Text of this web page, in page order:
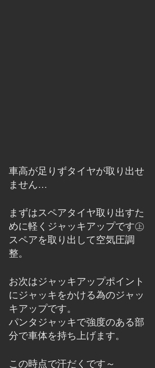
車高が足りずタイヤが取り出せ
ません…
まずはスペアタイヤ取り出すた
めに軽くジャッキアップです㊤
スペアを取り出して空気圧調
整。
お次はジャッキアップポイント
にジャッキをかける為のジャッ
キアップです。
パンタジャッキで強度のある部
分で車体を持ち上げます。
この時点で汗だくです～